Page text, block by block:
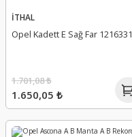
İTHAL
Opel Kadett E Sağ Far 1216331
1.650,05 ₺
1.701,08 ₺